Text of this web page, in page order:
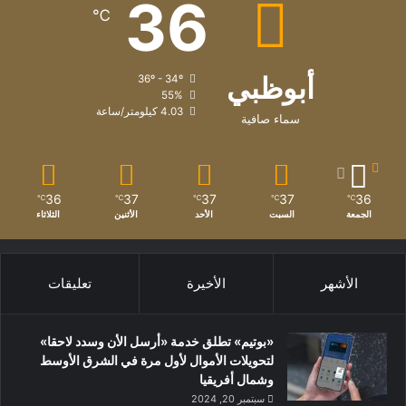
مراسم أداء اليمين .. سمو الشيخ منصور بن زايد آل نهيان نائب رئيس
الدولة نائب رئيس مجلس الوزراء وزير ديوان الرئاسة وسمو الشيخ
طحنون آل نهيان مستشار الشؤون الخاصة في ديوان الرئاسة
ومعالي الشيخ شخبوط بن نهيان آل نهيان وزير دولة ومعالي خليفة
أبوظبي
سماء صافية
36
℃
36º - 34º
55%
4.03 كيلومتر/ساعة
36
℃
الجمعة
37
℃
السبت
37
℃
الأحد
37
℃
الأثنين
36
℃
الثلاثاء
الأشهر الأخيرة تعليقات
«بوتيم» تطلق خدمة «أرسل الأن وسدد لاحقا»
لتحويلات الأموال لأول مرة في الشرق الأوسط
وشمال أفريقيا
سبتمبر 20, 2024